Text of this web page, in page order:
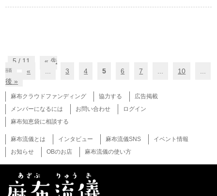
5 / 11
« 先
頭
« 3 4 5 6 7 10
後 »
麻布クラウドファンディング 協力する
広告掲載
メンバーになるには
お問い合わせ
ログイン
麻布知恵袋に相談する
麻布流儀とは インタビュー 麻布流儀SNS
イベント情報
お知らせ
OBのお店 麻布流儀の使い方